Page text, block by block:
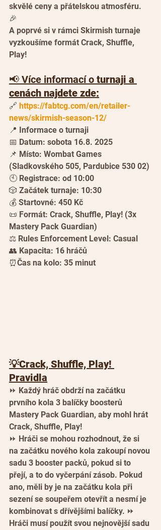
skvělé ceny a přátelskou atmosféru.
🎉
A poprvé si v rámci Skirmish turnaje
vyzkoušíme formát Crack, Shuffle,
Play!
📢 Více informací o turnaji a
cenách najdete zde:
🔗 https://fabtcg.com/en/retailer-
news/skirmish-season-12/
📍 Informace o turnaji
📅 Datum: sobota 16.8. 2025
📌 Místo: Wombat Games
(Sladkovského 505, Pardubice 530 02)
🕙 Registrace: od 10:00
🎲 Začátek turnaje: 10:30
💰 Startovné: 450 Kč
📜 Formát: Crack, Shuffle, Play! (3x
Mastery Pack Guardian)
⚖ Rules Enforcement Level: Casual
👥 Kapacita: 16 hráčů
⏰Čas na kolo: 35 minut
💡Crack, Shuffle, Play!
Pravidla
⏩ Každý hráč obdrží na začátku
prvního kola 3 balíčky boosterů
Mastery Pack Guardian, aby mohl hrát
Crack, Shuffle, Play!
⏩ Hráči se mohou rozhodnout, že si
na začátku nového kola zakoupí novou
sadu 3 booster packů, pokud si to
přejí, a to do vyčerpání zásob. Pokud
ano, měli by je na začátku kola při
sezení se soupeřem otevřít a nesmí je
kombinovat s dřívějšími balíčky. ⏩
Hráči musí použít svou nejnovější sadu